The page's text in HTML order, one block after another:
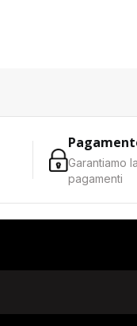
Garantiamo
pagamenti